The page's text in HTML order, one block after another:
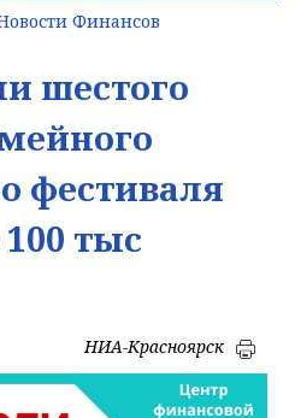
Финансов
шестого
фестиваля
тыс
НИА-Красноярск